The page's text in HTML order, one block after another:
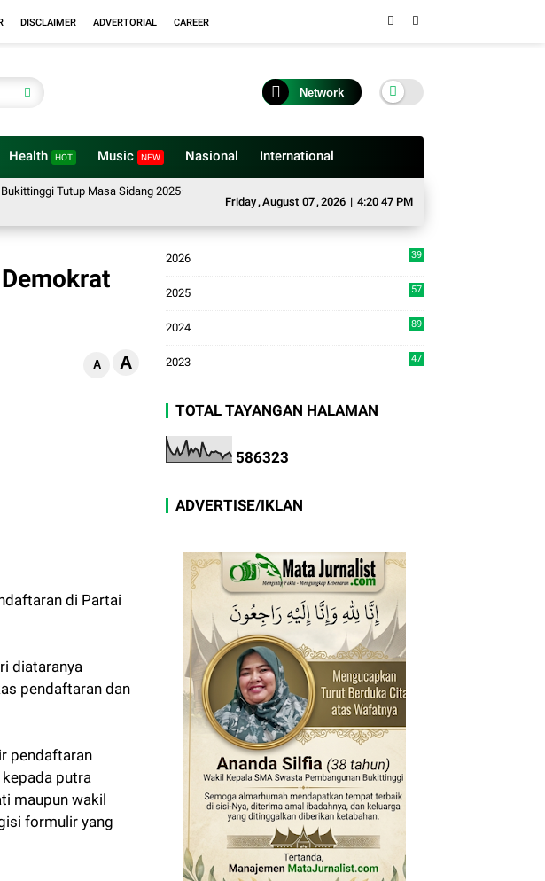
DISCLAIMER ADVERTORIAL CAREER
Network
Health HOT Music NEW Nasional International
Friday,August 07,2026 | 4:20 48 PM
Tutup Masa Sidang 2025–2026, Buka Tahun Sidang 2026-2027, Wako Ramlan Beri Apresiasi
A A
di Partai
diataranya
pendaftaran dan
pendaftaran
putra
maupun wakil
formulir yang
2026
39
2025
57
2024
89
2023 47
TOTAL TAYANGAN HALAMAN
586323
ADVERTISE/IKLAN